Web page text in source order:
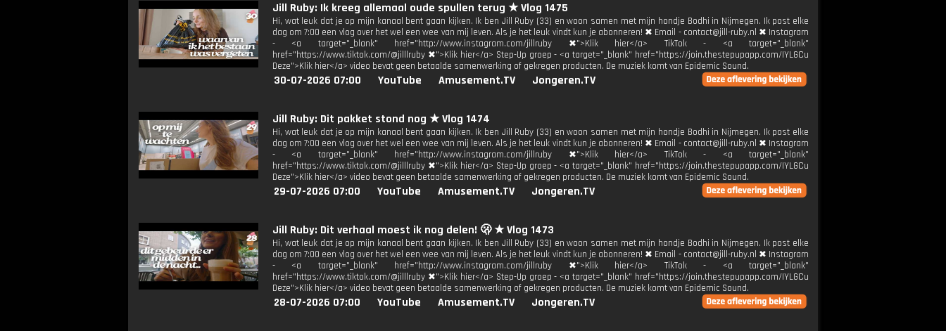
Jill Ruby: Ik kreeg allemaal oude spullen terug ★ Vlog 1475
Hi, wat leuk dat je op mijn kanaal bent gaan kijken. Ik ben Jill Ruby (33) en woon samen met mijn hondje Bodhi in Nijmegen. Ik post elke
dag om 7:00 een vlog over het wel een wee van mij leven. Als je het leuk vindt kun je abonneren! ✖ Email - contact@jill-ruby.nl ✖ Instagram
- <a target="_blank" href="http://www.instagram.com/jillruby ✖">Klik hier</a> TikTok - <a target="_blank"
href="https://www.tiktok.com/@jilllruby ✖">Klik hier</a> Step-Up groep - <a target="_blank" href="https://join.thestepupapp.com/IYLGCu
Deze">Klik hier</a> video bevat geen betaalde samenwerking of gekregen producten. De muziek komt van Epidemic Sound.
30-07-2026 07:00 YouTube Amusement.TV Jongeren.TV
Jill Ruby: Dit pakket stond nog ★ Vlog 1474
Hi, wat leuk dat je op mijn kanaal bent gaan kijken. Ik ben Jill Ruby (33) en woon samen met mijn hondje Bodhi in Nijmegen. Ik post elke
dag om 7:00 een vlog over het wel een wee van mij leven. Als je het leuk vindt kun je abonneren! ✖ Email - contact@jill-ruby.nl ✖ Instagram
- <a target="_blank" href="http://www.instagram.com/jillruby ✖">Klik hier</a> TikTok - <a target="_blank"
href="https://www.tiktok.com/@jilllruby ✖">Klik hier</a> Step-Up groep - <a target="_blank" href="https://join.thestepupapp.com/IYLGCu
Deze">Klik hier</a> video bevat geen betaalde samenwerking of gekregen producten. De muziek komt van Epidemic Sound.
29-07-2026 07:00 YouTube Amusement.TV Jongeren.TV
Jill Ruby: Dit verhaal moest ik nog delen! 🫢 ★ Vlog 1473
Hi, wat leuk dat je op mijn kanaal bent gaan kijken. Ik ben Jill Ruby (33) en woon samen met mijn hondje Bodhi in Nijmegen. Ik post elke
dag om 7:00 een vlog over het wel een wee van mij leven. Als je het leuk vindt kun je abonneren! ✖ Email - contact@jill-ruby.nl ✖ Instagram
- <a target="_blank" href="http://www.instagram.com/jillruby ✖">Klik hier</a> TikTok - <a target="_blank"
href="https://www.tiktok.com/@jilllruby ✖">Klik hier</a> Step-Up groep - <a target="_blank" href="https://join.thestepupapp.com/IYLGCu
Deze">Klik hier</a> video bevat geen betaalde samenwerking of gekregen producten. De muziek komt van Epidemic Sound.
28-07-2026 07:00 YouTube Amusement.TV Jongeren.TV